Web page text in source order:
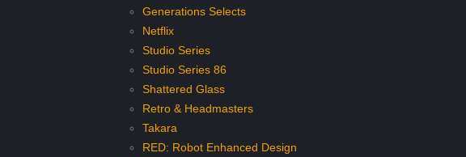
Generations Selects
Netflix
Studio Series
Studio Series 86
Shattered Glass
Retro & Headmasters
Takara
RED: Robot Enhanced Design